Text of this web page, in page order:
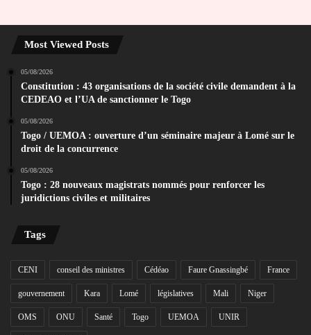
Most Viewed Posts
05/08/2026
Constitution : 43 organisations de la société civile demandent à la
CEDEAO et l’UA de sanctionner le Togo
05/08/2026
Togo / UEMOA : ouverture d’un séminaire majeur à Lomé sur le
droit de la concurrence
05/08/2026
Togo : 28 nouveaux magistrats nommés pour renforcer les
juridictions civiles et militaires
Tags
CENI conseil des ministres Cédéao Faure Gnassingbé France
gouvernement Kara Lomé législatives Mali Niger
OMS ONU Santé Togo UEMOA UNIR